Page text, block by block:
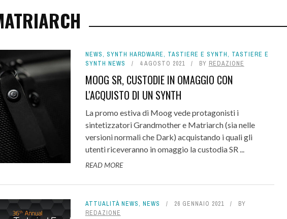
NEWS, SYNTH HARDWARE, TASTIERE E SYNTH, TASTIERE E
SYNTH NEWS
4 AGOSTO 2021 BY REDAZIONE
MOOG SR, CUSTODIE IN OMAGGIO CON
L'ACQUISTO DI UN SYNTH
La promo estiva di Moog vede protagonisti i
sintetizzatori Grandmother e Matriarch (sia nelle
versioni normali che Dark) acquistando i quali gli
utenti riceveranno in omaggio la custodia SR ...
READ MORE
ATTUALITÀ NEWS, NEWS 26 GENNAIO 2021
BY
REDAZIONE